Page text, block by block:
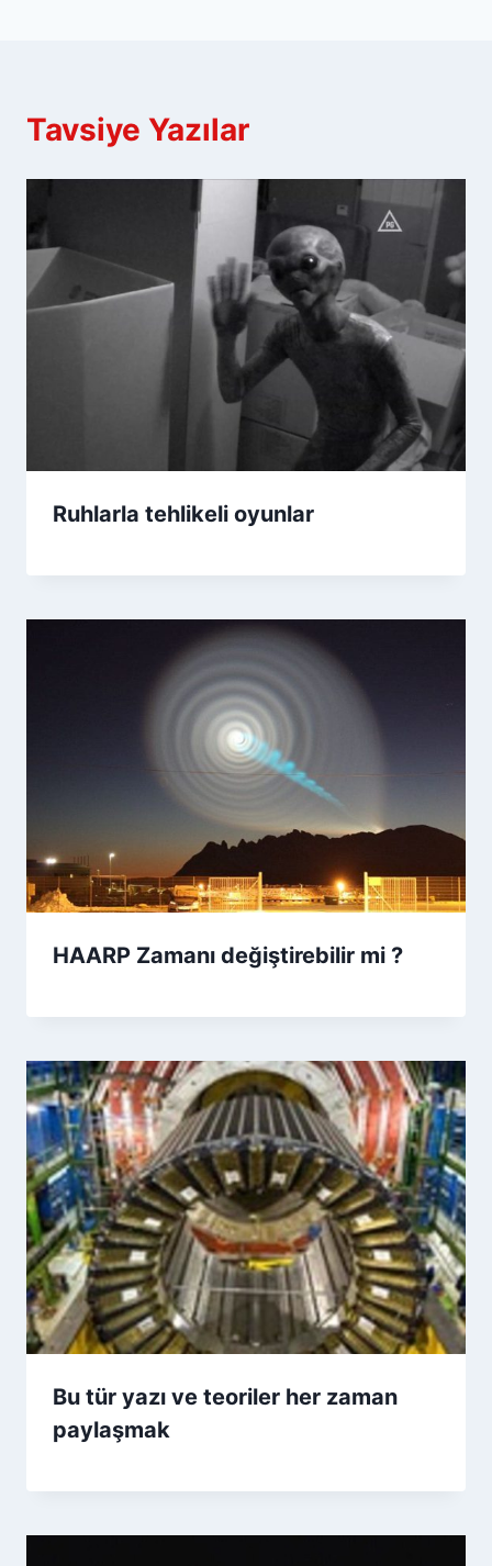
Tavsiye Yazılar
Ruhlarla tehlikeli oyunlar
HAARP Zamanı değiştirebilir mi ?
Bu tür yazı ve teoriler her zaman
paylaşmak